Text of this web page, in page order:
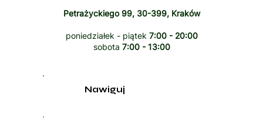
Petrażyckiego 99, 30-399, Kraków
poniedziałek - piątek 7:00 - 20:00
sobota 7:00 - 13:00
Nawiguj